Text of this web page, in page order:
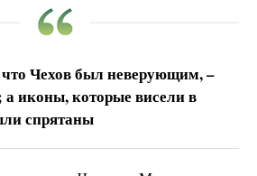
Чехов был неверующим, –
а иконы, которые висели в
спрятаны